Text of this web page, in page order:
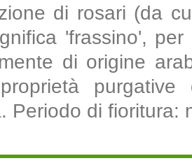
di rosari (da
'frassino',
di origine
purgative
Periodo di fioritura: